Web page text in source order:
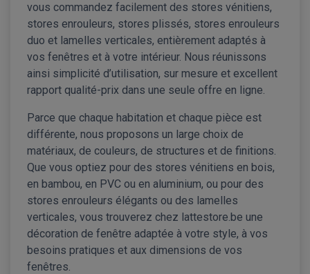
vous commandez facilement des stores vénitiens,
stores enrouleurs, stores plissés, stores enrouleurs
duo et lamelles verticales, entièrement adaptés à
vos fenêtres et à votre intérieur. Nous réunissons
ainsi simplicité d’utilisation, sur mesure et excellent
rapport qualité-prix dans une seule offre en ligne.
Parce que chaque habitation et chaque pièce est
différente, nous proposons un large choix de
matériaux, de couleurs, de structures et de finitions.
Que vous optiez pour des stores vénitiens en bois,
en bambou, en PVC ou en aluminium, ou pour des
stores enrouleurs élégants ou des lamelles
verticales, vous trouverez chez lattestore.be une
décoration de fenêtre adaptée à votre style, à vos
besoins pratiques et aux dimensions de vos
fenêtres.